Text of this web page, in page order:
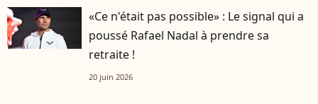
«Ce n'était pas possible» : Le signal qui a
poussé Rafael Nadal à prendre sa
retraite !
20 juin 2026